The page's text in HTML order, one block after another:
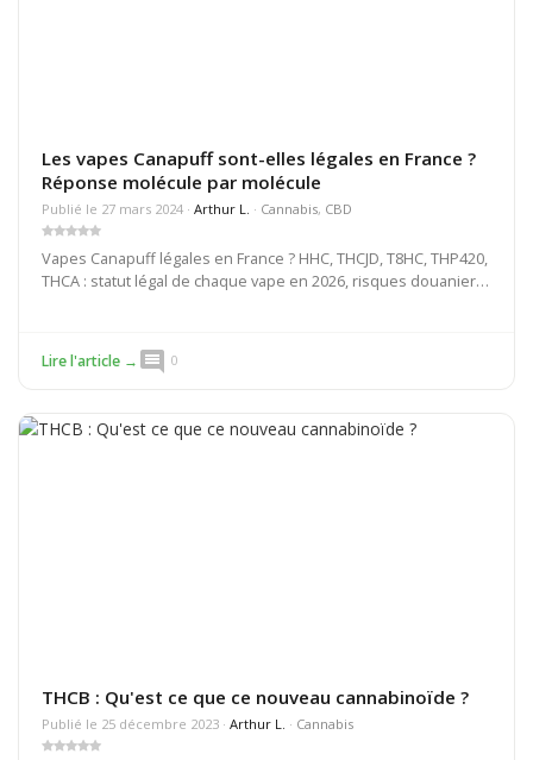
Les vapes Canapuff sont-elles légales en France ?
Réponse molécule par molécule
Publié le 27 mars 2024 ·Arthur L. · Cannabis, CBD
Vapes Canapuff légales en France ? HHC, THCJD, T8HC, THP420,
THCA : statut légal de chaque vape en 2026, risques douaniers
Lire l'article → comment 0
THCB : Qu'est ce que ce nouveau cannabinoïde ?
Publié le 25 décembre 2023 ·Arthur L. · Cannabis